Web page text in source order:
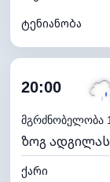
ტენიანობა
ღრუბლიანობა
ნამის წერტილი
ხილვადობა
განათების
20:00
მგრძნობელობა
ზოგ
ქარი